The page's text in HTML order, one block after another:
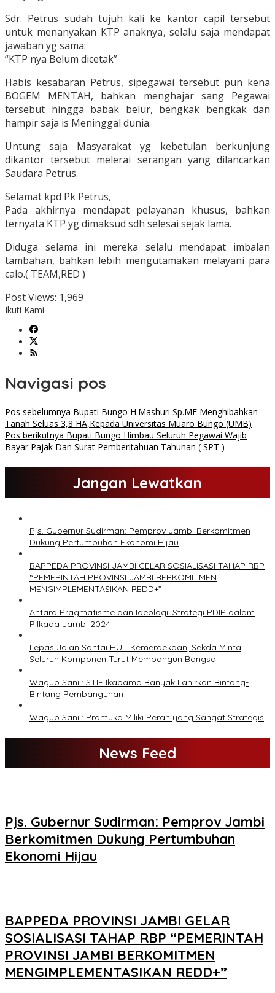
Sdr. Petrus sudah tujuh kali ke kantor capil tersebut
untuk menanyakan KTP anaknya, selalu saja mendapat
jawaban yg sama:
“KTP nya Belum dicetak”
Habis kesabaran Petrus, sipegawai tersebut pun kena
BOGEM MENTAH, bahkan menghajar sang Pegawai
tersebut hingga babak belur, bengkak bengkak dan
hampir saja is Meninggal dunia.
Untung saja Masyarakat yg kebetulan berkunjung
dikantor tersebut melerai serangan yang dilancarkan
Saudara Petrus.
Selamat kpd Pk Petrus,
Pada akhirnya mendapat pelayanan khusus, bahkan
ternyata KTP yg dimaksud sdh selesai sejak lama.
Diduga selama ini mereka selalu mendapat imbalan
tambahan, bahkan lebih mengutamakan melayani para
calo.( TEAM,RED )
Post Views: 1,969
Ikuti Kami
Navigasi pos
Pos sebelumnya Bupati Bungo H.Mashuri Sp.ME Menghibahkan
Tanah Seluas 3,8 HA,Kepada Universitas Muaro Bungo (UMB)
Pos berikutnya Bupati Bungo Himbau Seluruh Pegawai Wajib
Bayar Pajak Dan Surat Pemberitahuan Tahunan ( SPT )
Jangan Lewatkan
Pjs. Gubernur Sudirman: Pemprov Jambi Berkomitmen
Dukung Pertumbuhan Ekonomi Hijau
BAPPEDA PROVINSI JAMBI GELAR SOSIALISASI TAHAP RBP
“PEMERINTAH PROVINSI JAMBI BERKOMITMEN
MENGIMPLEMENTASIKAN REDD+”
Antara Pragmatisme dan Ideologi: Strategi PDIP dalam
Pilkada Jambi 2024
Lepas Jalan Santai HUT Kemerdekaan, Sekda Minta
Seluruh Komponen Turut Membangun Bangsa
Wagub Sani : STIE Ikabama Banyak Lahirkan Bintang-
Bintang Pembangunan
Wagub Sani : Pramuka Miliki Peran yang Sangat Strategis
News Feed
Pjs. Gubernur Sudirman: Pemprov Jambi
Berkomitmen Dukung Pertumbuhan
Ekonomi Hijau
BAPPEDA PROVINSI JAMBI GELAR
SOSIALISASI TAHAP RBP “PEMERINTAH
PROVINSI JAMBI BERKOMITMEN
MENGIMPLEMENTASIKAN REDD+”